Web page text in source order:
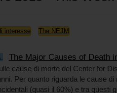
interesse The NEJM
. The Major Causes of Death
cause di morte del Center for
Per quanto riguarda le cause
(quasi il 60%) e tra questi